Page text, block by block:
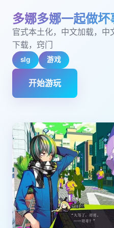
多娜多娜一起做坏
官式本土化，中文加载，中
下载，窍门
slg 游戏
开始游玩